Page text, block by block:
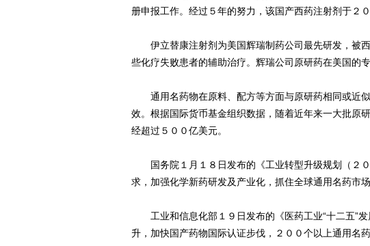
册申报工作。经过５年的努力，该国产西药注射剂于２
伊立替康注射剂为美国辉瑞制药公司最先研发，被
些化疗失败患者的辅助治疗。辉瑞公司原研药在美国的
通用名药物在原料、配方等方面与原研药相同或近
效。根据国际货币基金组织数据，随着近年来一大批原
经超过５００亿美元。
国务院１月１８日发布的《工业转型升级规划（２
求，加强化学新药研发及产业化，抓住全球通用名药市
工业和信息化部１９日发布的《医药工业“十二五”发
升，加快国产药物国际认证步伐，２００个以上通用名